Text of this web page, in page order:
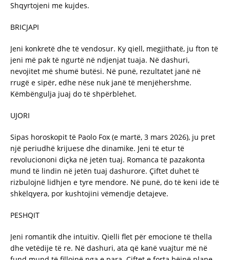
Shqyrtojeni me kujdes.
BRICJAPI
Jeni konkretë dhe të vendosur. Ky qiell, megjithatë, ju fton të
jeni më pak të ngurtë në ndjenjat tuaja. Në dashuri,
nevojitet më shumë butësi. Në punë, rezultatet janë në
rrugë e sipër, edhe nëse nuk janë të menjëhershme.
Këmbëngulja juaj do të shpërblehet.
UJORI
Sipas horoskopit të Paolo Fox (e martë, 3 mars 2026), ju pret
një periudhë krijuese dhe dinamike. Jeni të etur të
revoluciononi diçka në jetën tuaj. Romanca të pazakonta
mund të lindin në jetën tuaj dashurore. Çiftet duhet të
rizbulojnë lidhjen e tyre mendore. Në punë, do të keni ide të
shkëlqyera, por kushtojini vëmendje detajeve.
PESHQIT
Jeni romantik dhe intuitiv. Qielli flet për emocione të thella
dhe vetëdije të re. Në dashuri, ata që kanë vuajtur më në